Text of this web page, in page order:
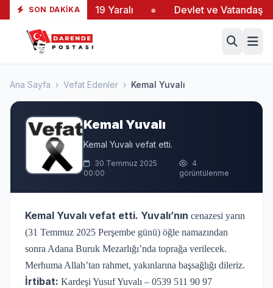
SON DAKIKA
Yangında 19 Yaralı Devlet ve Vatandaş
Ana Sayfa › Vefat Edenler › Kemal Yuvalı
Kemal Yuvalı
Kemal Yuvalı vefat etti.
30 Temmuz 2025
00:00
4
görüntülenme
Kemal Yuvalı vefat etti. Yuvalı’nın cenazesi yarın
(31 Temmuz 2025 Perşembe günü) öğle namazından
sonra Adana Buruk Mezarlığı’nda toprağa verilecek.
Merhuma Allah’tan rahmet, yakınlarına başsağlığı dileriz.
İrtibat: Kardeşi Yusuf Yuvalı – 0539 511 90 97